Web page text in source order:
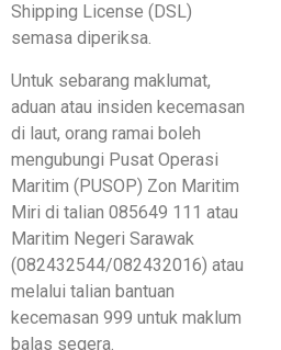
Shipping License (DSL)
semasa diperiksa.
Untuk sebarang maklumat,
aduan atau insiden kecemasan
di laut, orang ramai boleh
mengubungi Pusat Operasi
Maritim (PUSOP) Zon Maritim
Miri di talian 085649 111 atau
Maritim Negeri Sarawak
(082432544/082432016) atau
melalui talian bantuan
kecemasan 999 untuk maklum
balas segera.